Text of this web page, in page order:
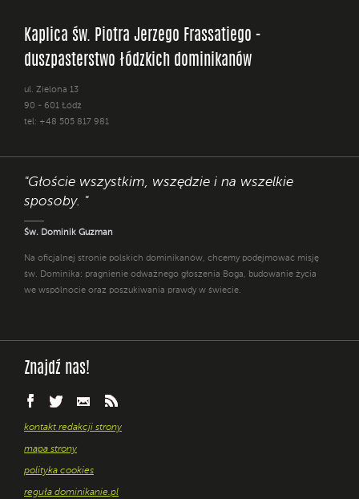
Kaplica św. Piotra Jerzego Frassatiego -
duszpasterstwo łódzkich dominikanów
ul. Zielona 13
90 - 601 Łódź
tel: +48 505 817 981
"Głoście wszystkim, wszędzie i na wszelkie
sposoby. "
Św. Dominik Guzman
Na oficjalnej stronie polskich dominikanów, chcemy podejmować misję
św. Dominika: pragnienie odważnego głoszenia Boga, budowanie życia
we wspólnocie oraz poszukiwania prawdy w świecie.
Znajdź nas!
kontakt redakcji strony
mapa strony
polityka cookies
reguła dominikanie.pl